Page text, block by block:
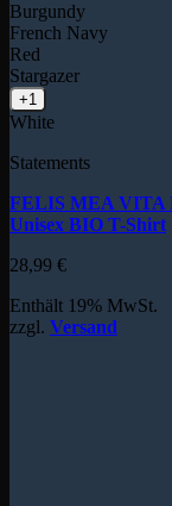
Burgundy
French Navy
Red
Stargazer
+1
White
Statements
FELIS MEA VITA
Unisex BIO T-Shirt
28,99 €
Enthält 19% MwSt.
zzgl. Versand